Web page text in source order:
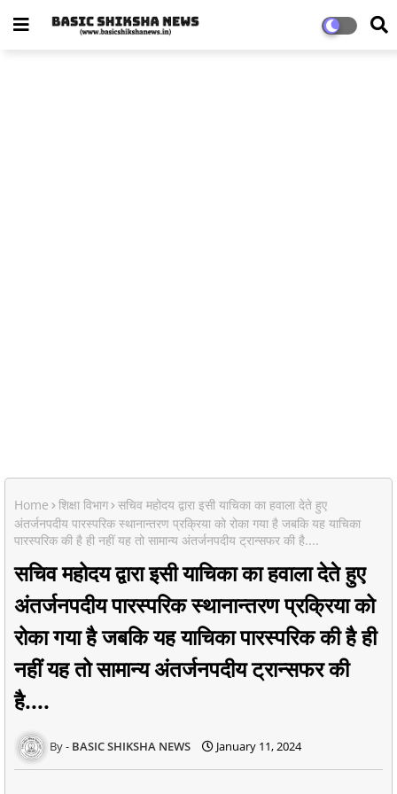
Home शिक्षा विभाग सचिव महोदय द्वारा इसी याचिका का हवाला देते हुए
अंतर्जनपदीय पारस्परिक स्थानान्तरण प्रक्रिया को रोका गया है जबकि यह याचिका
पारस्परिक की है ही नहीं यह तो सामान्य अंतर्जनपदीय ट्रान्सफर की है....
सचिव महोदय द्वारा इसी याचिका का हवाला देते हुए
अंतर्जनपदीय पारस्परिक स्थानान्तरण प्रक्रिया को
रोका गया है जबकि यह याचिका पारस्परिक की है ही
नहीं यह तो सामान्य अंतर्जनपदीय ट्रान्सफर की
है....
BASIC SHIKSHA NEWS January 11, 2024